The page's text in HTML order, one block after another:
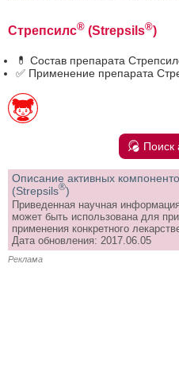
Стрепсилс® (Strepsils®)
💊 Состав препарата
✅ Применение препарата
Поиск
Описание активных
(Strepsils®)
Приведенная научная
может быть использована для
применения конкретного
Дата обновления: 2017.06.05
Реклама